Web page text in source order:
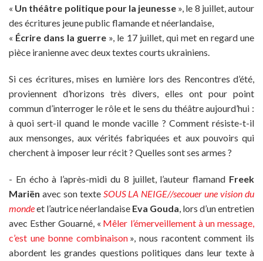
« Un théâtre politique pour la jeunesse », le 8 juillet, autour
des écritures jeune public flamande et néerlandaise,
« Écrire dans la guerre », le 17 juillet, qui met en regard une
pièce iranienne avec deux textes courts ukrainiens.
Si ces écritures, mises en lumière lors des Rencontres d’été,
proviennent d’horizons très divers, elles ont pour point
commun d’interroger le rôle et le sens du théâtre aujourd’hui :
à quoi sert-il quand le monde vacille ? Comment résiste-t-il
aux mensonges, aux vérités fabriquées et aux pouvoirs qui
cherchent à imposer leur récit ? Quelles sont ses armes ?
- En écho à l’après-midi du 8 juillet, l’auteur flamand Freek
Mariën avec son texte SOUS LA NEIGE//secouer une vision du
mondeet l’autrice néerlandaise Eva Gouda, lors d’un entretien
avec Esther Gouarné, « Mêler l’émerveillement à un message,
c’est une bonne combinaison », nous racontent comment ils
abordent les grandes questions politiques dans leur texte à